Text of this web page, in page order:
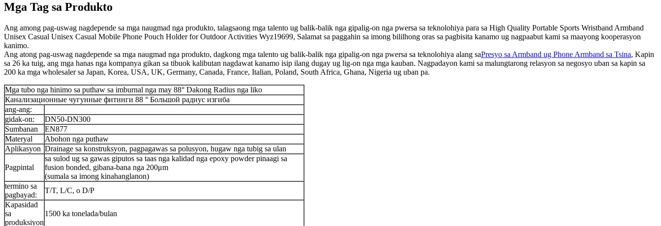
Mga Tag sa Produkto
Ang among pag-uswag nagdepende sa mga naugmad nga produkto, talagsaong mga talento ug balik-balik nga gipalig-on nga pwersa sa teknolohiya para sa High Quality Portable Sports Wristband Armband
Unisex Casual Unisex Casual Mobile Phone Pouch Holder for Outdoor Activities Wyz19699, Salamat sa paggahin sa imong bililhong oras sa pagbisita kanamo ug nagpaabut kami sa maayong kooperasyon
kanimo.
Ang atong pag-uswag nagdepende sa mga naugmad nga produkto, dagkong mga talento ug balik-balik nga gipalig-on nga pwersa sa teknolohiya alang saPresyo sa Armband ug Phone Armband sa Tsina, Kapin
sa 26 ka tuig, ang mga hanas nga kompanya gikan sa tibuok kalibutan nagdawat kanamo isip ilang dugay ug lig-on nga mga kauban. Nagpadayon kami sa malungtarong relasyon sa negosyo uban sa kapin sa
200 ka mga wholesaler sa Japan, Korea, USA, UK, Germany, Canada, France, Italian, Poland, South Africa, Ghana, Nigeria ug uban pa.
Mga tubo nga hinimo sa puthaw sa imburnal nga may 88° Dakong Radius nga liko
Канализационные чугунные фитинги 88 ° Большой радиус изгиба
ang-ang:
gidak-on:
DN50-DN300
Sumbanan
EN877
Materyal
Abohon nga puthaw
Aplikasyon Drainage sa konstruksyon, pagpagawas sa polusyon, hugaw nga tubig sa ulan
Pagpintal
sa sulod ug sa gawas giputos sa taas nga kalidad nga epoxy powder pinaagi sa
fusion bonded, gibana-bana nga 200μm
(sumala sa imong kinahanglanon)
termino sa
pagbayad:
T/T, L/C, o D/P
Kapasidad
sa
produksiyon
1500 ka tonelada/bulan